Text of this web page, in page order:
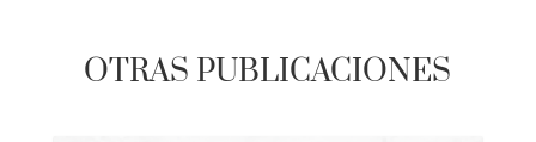
OTRAS PUBLICACIONES